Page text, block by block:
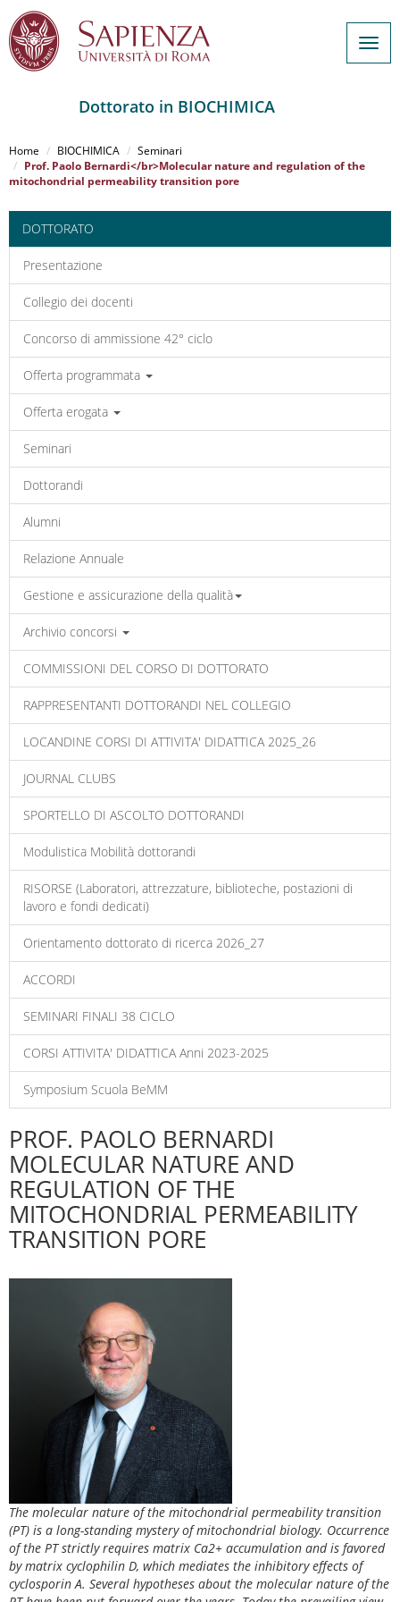
al
contenuto
principale
Dottorato in BIOCHIMICA
Home BIOCHIMICA
Seminari
Prof. Paolo Bernardi</br>Molecular nature and regulation of the
mitochondrial permeability transition pore
DOTTORATO
Presentazione
Collegio dei docenti
Concorso di ammissione 42° ciclo
Offerta programmata
Offerta erogata
Seminari
Dottorandi
Alumni
Relazione Annuale
Gestione e assicurazione della qualità
Archivio concorsi
COMMISSIONI DEL CORSO DI DOTTORATO
RAPPRESENTANTI DOTTORANDI NEL COLLEGIO
LOCANDINE CORSI DI ATTIVITA' DIDATTICA 2025_26
JOURNAL CLUBS
SPORTELLO DI ASCOLTO DOTTORANDI
Modulistica Mobilità dottorandi
RISORSE (Laboratori, attrezzature, biblioteche, postazioni di
lavoro e fondi dedicati)
Orientamento dottorato di ricerca 2026_27
ACCORDI
SEMINARI FINALI 38 CICLO
CORSI ATTIVITA' DIDATTICA Anni 2023-2025
Symposium Scuola BeMM
PROF. PAOLO BERNARDI
MOLECULAR NATURE AND
REGULATION OF THE
MITOCHONDRIAL PERMEABILITY
TRANSITION PORE
The molecular nature of the mitochondrial permeability transition
(PT) is a long-standing mystery of mitochondrial biology. Occurrence
of the PT strictly requires matrix Ca2+ accumulation and is favored
by matrix cyclophilin D, which mediates the inhibitory effects of
cyclosporin A. Several hypotheses about the molecular nature of the